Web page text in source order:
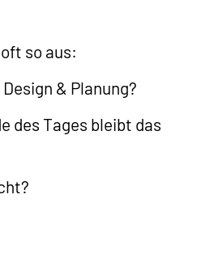
so aus:
& Planung?
des Tages bleibt das